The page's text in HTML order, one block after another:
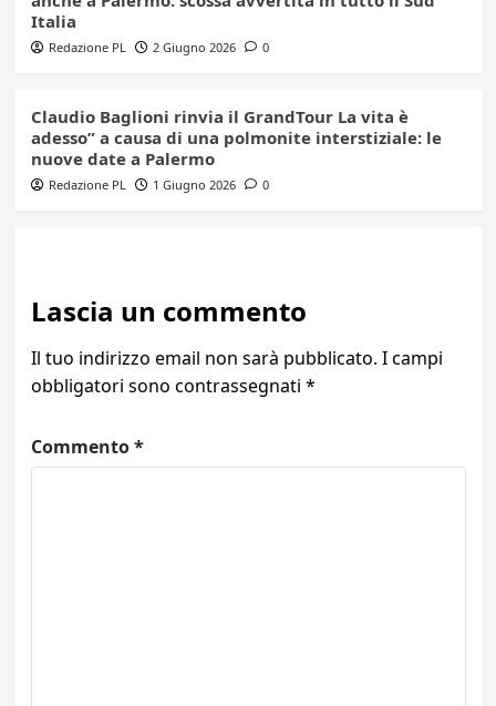
Italia
Redazione PL 2 Giugno 2026 0
Claudio Baglioni rinvia il GrandTour La vita è
adesso” a causa di una polmonite interstiziale: le
nuove date a Palermo
Redazione PL 1 Giugno 2026 0
Lascia un commento
Il tuo indirizzo email non sarà pubblicato. I campi
obbligatori sono contrassegnati *
Commento*